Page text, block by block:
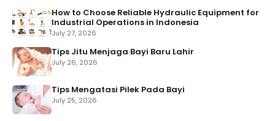
How to Choose Reliable Hydraulic Equipment for
Industrial Operations in Indonesia
July 27, 2026
Tips Jitu Menjaga Bayi Baru Lahir
July 26, 2026
Tips Mengatasi Pilek Pada Bayi
July 25, 2026